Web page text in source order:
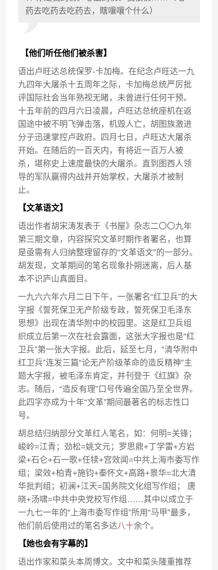
药去吃药去吃药去，瞎嚷嚷个什么）
【他们听任他们被杀害】
语出卢旺达总统保罗-卡加梅。在纪念卢旺达一九
九四年大屠杀十五周年之际，卡加梅总统严厉批
评国际社会当年熟视无睹，未曾进行任何干预。
十五年前的四月六日凌晨，卢旺达总统座机在返
国途中被不明飞弹击落，机毁人亡，胡图族激进
分子迅速掌控卢政府。四月七日，卢旺达大屠杀
开始。在随后的一百天内，有将近一百万人被
杀，堪称史上速度最快的大屠杀。直到图西人领
导的军队赢得内战并开始掌权，大屠杀才被制
止。
【文革语文】
语出作者胡宋涛发表于《书屋》杂志二〇〇九年
第三期文章，内容探究文革时期作者署名，也算
是亟需有人归纳整理留存的“文革语文”的一部分。
胡发现，文革期间的笔名现象扑朔迷离，后人基
本不识庐山真面目。
一九六六年六月二日下午，一张署名“红卫兵”的大
字报《誓死保卫无产阶级专政，誓死保卫毛泽东
思想》出现在清华附中的校园里。这是红卫兵组
织成立后第一次在社会露面，这张大字报也是“红
卫兵”第一张大字报。此后，延至七月，“清华附中
红卫兵”连发三篇“论无产阶级革命的造反精神”主
题大字报，被毛泽东肯定，并刊登于《红旗》杂
志。随后，“造反有理”口号传遍全国乃至全世界。
此四字亦成为十年“文革”期间最著名的标志性口
号。
胡总结归纳部分文革红人笔名，如：何明=关锋；
峻岭=江青；劲松=姚文元；罗思鼎+丁学雷+方岩
梁+石仑+石一歌+任犊+宫效闻=中共上海市委写作
组；梁效+柏青+施钧+秦怀文+高路+景华=北大清
华批判组；初澜+江天=国务院文化组写作组； 唐
晓+汤啸=中共中央党校写作组……其中以成立于
一九七一年的“上海市委写作组”所用“马甲”最多，
他们前后使用过的笔名多达八十余个。
【她也会有字幕的】
语出作家和菜头本周博文。文中和菜头隆重推荐